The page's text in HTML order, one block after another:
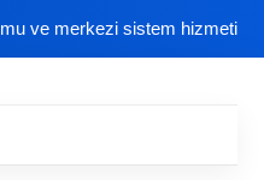
ve merkezi sistem hizmeti